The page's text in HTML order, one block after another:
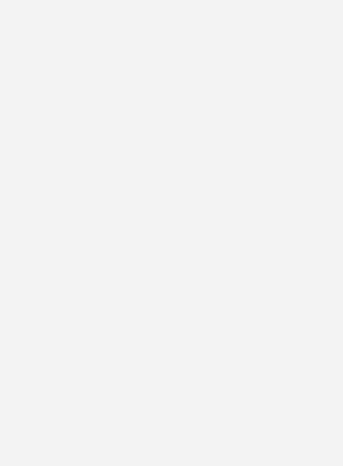
wir die neuen Wechselrichter für
vor. Die Innovationsfreude ist
neue Geräte stehen den Installateuren zur
und Netzdienlichkeit